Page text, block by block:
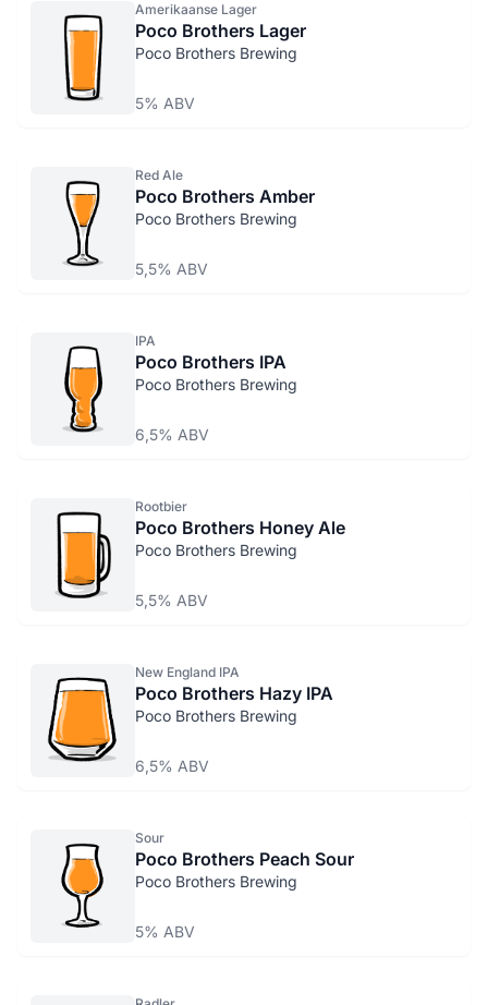
Amerikaanse Lager
Poco Brothers Lager
Poco Brothers Brewing
5% ABV
Red Ale
Poco Brothers Amber
Poco Brothers Brewing
5,5% ABV
IPA
Poco Brothers IPA
Poco Brothers Brewing
6,5% ABV
Rootbier
Poco Brothers Honey Ale
Poco Brothers Brewing
5,5% ABV
New England IPA
Poco Brothers Hazy IPA
Poco Brothers Brewing
6,5% ABV
Sour
Poco Brothers Peach Sour
Poco Brothers Brewing
5% ABV